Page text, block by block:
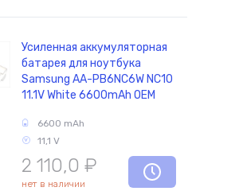
Усиленная аккумуляторная
батарея для ноутбука
Samsung AA-PB6NC6W NC10
11.1V White 6600mAh OEM
6600 mAh
11,1 V
2 110,0 ₽
нет в наличии